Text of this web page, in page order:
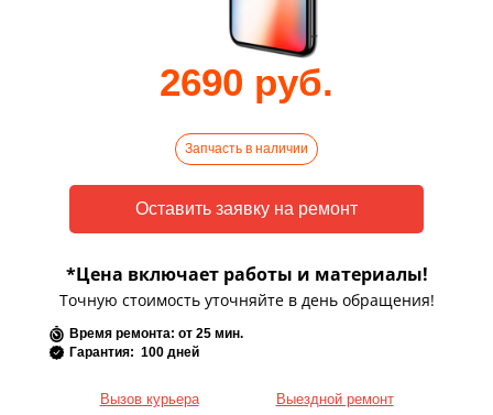
2690 руб.
Запчасть в наличии
*Цена включает работы и материалы!
Точную стоимость уточняйте в день обращения!
Время ремонта: от 25 мин.
Гарантия: 100 дней
Вызов курьера Выездной ремонт